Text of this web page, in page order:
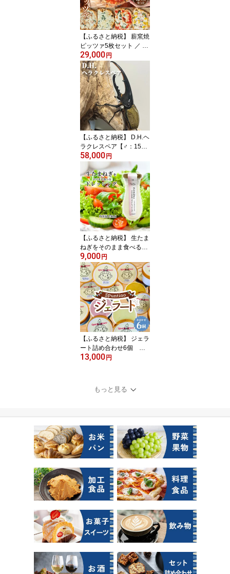
【ふるさと納税】 薪窯焼
ピッツァ5枚セット ／ ピ
ザ 窯焼き セット 自家製
マルゲリータ クワトロフ
ォルマッジ 惣菜 おかず
冷凍食品 国産小麦 ピザ
窯焼きピザ 冷凍セット
お取り寄せグルメ トウモ
ロコシ ハム 人気 トマト
チーズ No.322
29,000円
【ふるさと納税】 D.H.ヘ
ラクレスペア【♂：150m
m台/♀：フリーサイズ】
／ ヘラクレスオオカブト
成虫 ペア 昆虫 大型カブ
トムシ 飼育 観察 昆虫好
き 飼育セット 生体 標本
夏休み 自由研究 子ども
休日 昆虫グッズ 昆虫採
集 ブリード インセクト
No.231
58,000円
【ふるさと納税】 生たま
ねぎをそのまま食べるド
レッシング1本 ／ 生ドレ
ッシング 生玉ねぎ タマ
ネギ 玉ねぎ 玉葱 国産 非
加熱 非加熱製法 調味料
ソース サラダ 野菜 ロー
ストビーフ 揚げ物 美味
しい 送料無料 大阪府 No.
313
9,000円
【ふるさと納税】 ジェラ
ート詰め合わせ6個 計6
00g ／ ミルク ジェラー
ス 詰め合わせ お取り寄
せ スイーツ ご当地 デザ
13,000円
もっと見る